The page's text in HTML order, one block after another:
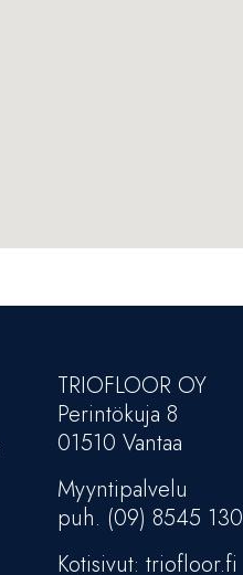
TRIOFLOOR OY
Perintökuja 8
01510 Vantaa
Myyntipalvelu
puh. (09) 8545 130
Kotisivut: triofloor.fi